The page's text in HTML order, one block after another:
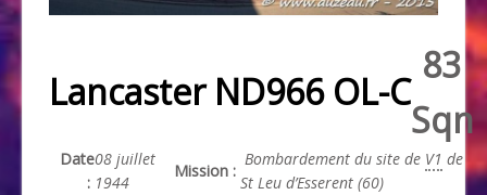
Lancaster ND966 OL-C
83
Sqn
Date
:
08 juillet
1944
Mission :
Bombardement du site de V1 de
St Leu d’Esserent (60)